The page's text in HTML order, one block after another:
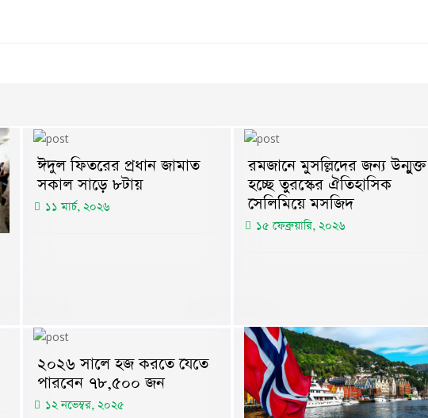
ঈদুল ফিতরের প্রধান জামাত
সকাল সাড়ে ৮টায়
১১ মার্চ, ২০২৬
রমজানে মুসল্লিদের জন্য উন্মুক্ত
হচ্ছে তুরস্কের ঐতিহাসিক
সেলিমিয়ে মসজিদ
১৫ ফেব্রুয়ারি, ২০২৬
২০২৬ সালে হজ করতে যেতে
পারবেন ৭৮,৫০০ জন
১২ নভেম্বর, ২০২৫